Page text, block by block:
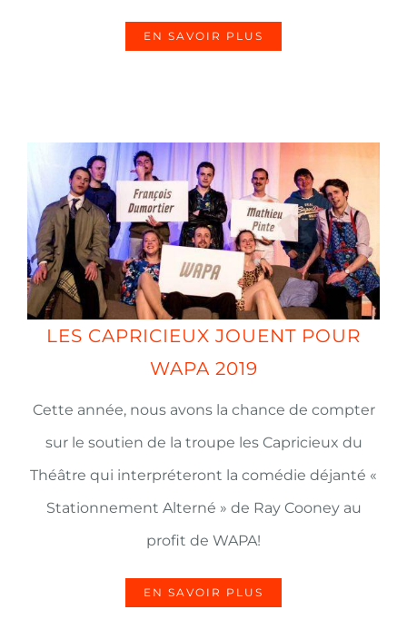
EN SAVOIR PLUS
LES CAPRICIEUX JOUENT
POUR WAPA 2019
LES CAPRICIEUX JOUENT POUR
WAPA 2019
Cette année, nous avons la chance de compter
sur le soutien de la troupe les Capricieux du
Théâtre qui interpréteront la comédie déjanté «
Stationnement Alterné » de Ray Cooney au
profit de WAPA!
EN SAVOIR PLUS